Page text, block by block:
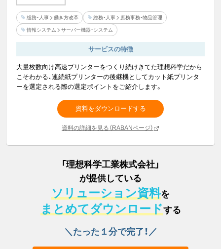
総務・人事 働き方改革 総務・人事 庶務事務・物品管理
情報システム サーバー機器・システム
サービスの特徴
大量枚数向け高速プリンターをつくり続けきてた理想科学だから
こそわかる、連続紙プリンターの後継機としてカット紙プリンタ
ーを選定される際の選定ポイントをご紹介します。
資料をダウンロードする
資料の詳細を見る（RABANページ）
「 理想科学工業株式会社 」
が提供している
ソリューション資料を
まとめてダウンロードする
＼たった１分で完了！／